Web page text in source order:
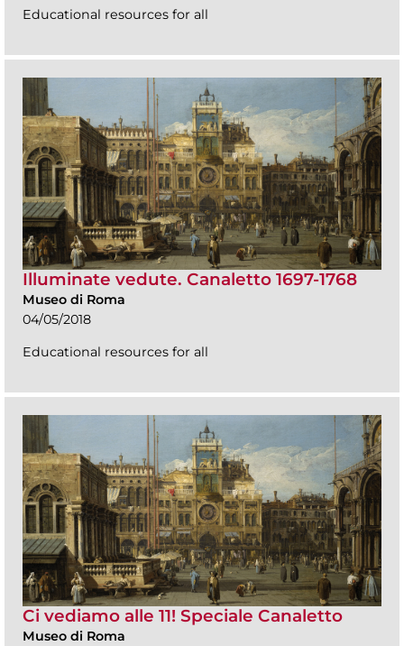
Educational resources for all
Illuminate vedute. Canaletto 1697-1768
Museo di Roma
04/05/2018
Educational resources for all
Ci vediamo alle 11! Speciale Canaletto
Museo di Roma